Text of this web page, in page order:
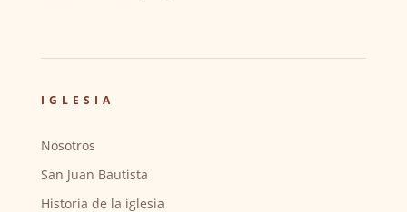
IGLESIA
Nosotros
San Juan Bautista
Historia de la iglesia